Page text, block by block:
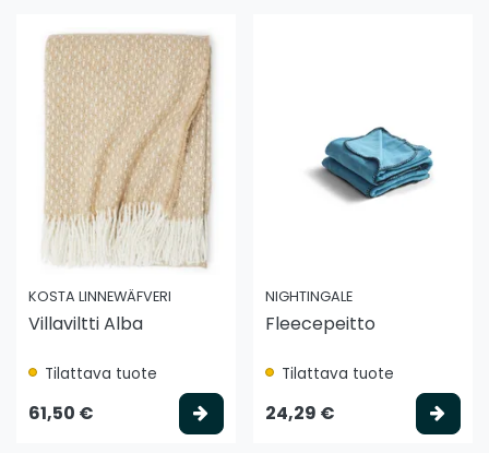
KOSTA LINNEWÄFVERI
Villaviltti Alba
Tilattava tuote
61,50 € Valitse vaihtoehto
NIGHTINGALE
Fleecepeitto
Tilattava tuote
24,29 €